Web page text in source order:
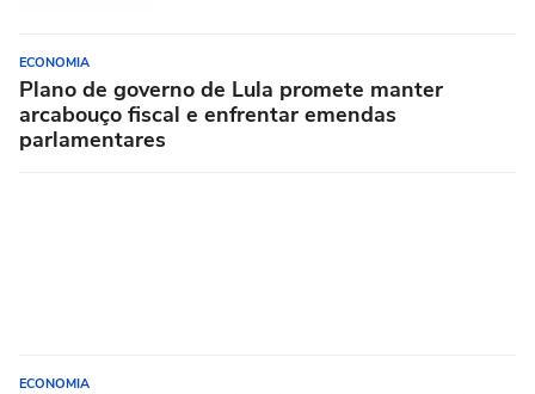
ECONOMIA
Plano de governo de Lula promete manter
arcabouço fiscal e enfrentar emendas
parlamentares
ECONOMIA